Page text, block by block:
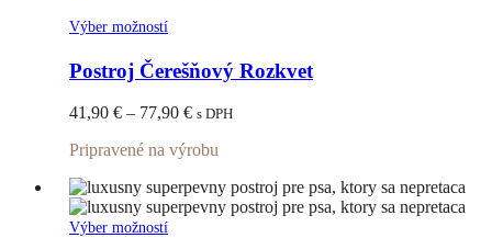
stránke
produktu.
Výber možnostíTento
má
viacero
variantov.
Možnosti
si
môžete
vybrať
na
stránke
Postroj Čerešňový Rozkvet
41,90 € – 77,90 €Price
41,90 €
77,90 €
s DPH
Pripravené na výrobu
Výber možnostíTento